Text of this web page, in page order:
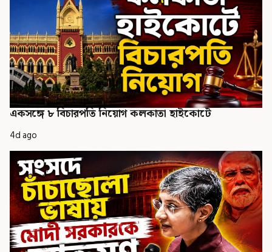
একসঙ্গে ৮ বিচারপতি নিয়োগ কলকাতা হাইকোর্টে
4d ago